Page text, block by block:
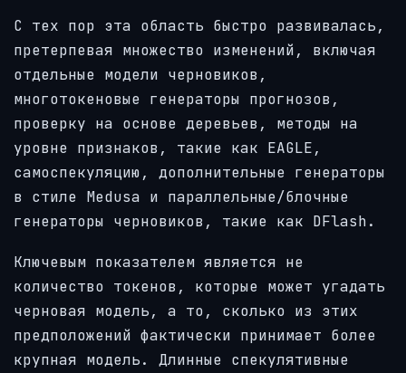
С тех пор эта область быстро развивалась,
претерпевая множество изменений, включая
отдельные модели черновиков,
многотокеновые генераторы прогнозов,
проверку на основе деревьев, методы на
уровне признаков, такие как EAGLE,
самоспекуляцию, дополнительные генераторы
в стиле Medusa и параллельные/блочные
генераторы черновиков, такие как DFlash.
Ключевым показателем является не
количество токенов, которые может угадать
черновая модель, а то, сколько из этих
предположений фактически принимает более
крупная модель. Длинные спекулятивные